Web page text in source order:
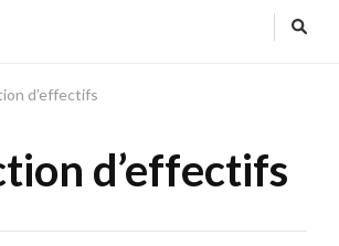
d’effectifs
d’effectifs